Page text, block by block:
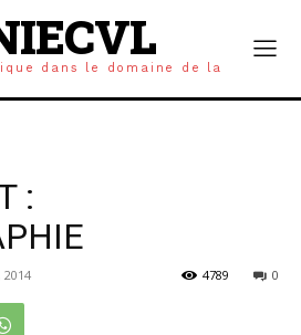
dans le domaine de la
:
0
4789